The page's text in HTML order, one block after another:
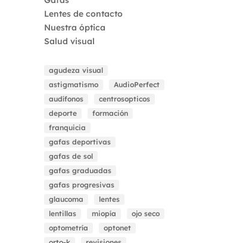
Lentes de contacto
Nuestra óptica
Salud visual
agudeza visual
astigmatismo
AudioPerfect
audífonos
centrosopticos
deporte
formación
franquicia
gafas deportivas
gafas de sol
gafas graduadas
gafas progresivas
glaucoma
lentes
lentillas
miopía
ojo seco
optometría
optonet